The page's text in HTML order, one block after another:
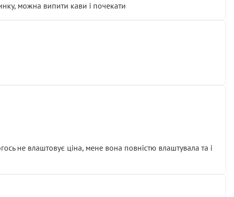
можна випити кави і почекати
не влаштовує ціна, мене вона повністю влаштувала та і